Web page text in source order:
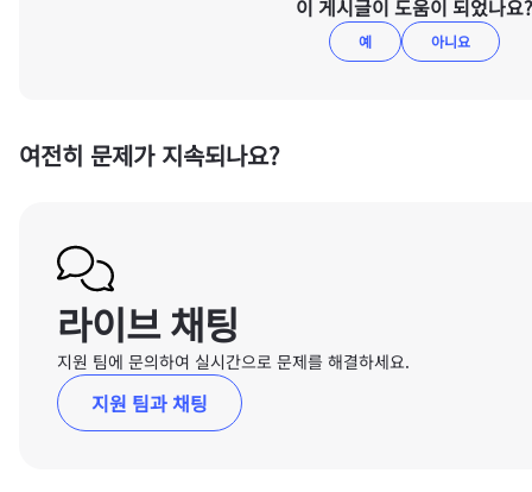
이 게시글이 도움이 되었나요?
예 아니요
여전히 문제가 지속되나요?
라이브 채팅
지원 팀에 문의하여 실시간으로 문제를 해결하세요.
지원 팀과 채팅